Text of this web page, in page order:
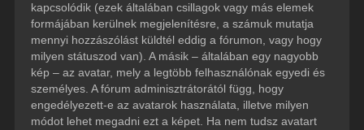
kapcsolódik (ezek általában csillagok vagy más elemek
formájában kerülnek megjelenítésre, a számuk mutatja
mennyi hozzászólást küldtél eddig a fórumon, vagy hogy
milyen státuszod van). A másik – általában egy nagyobb
kép – az avatar, mely a legtöbb felhasználónak egyedi és
személyes. A fórum adminisztrátorától függ, hogy
engedélyezett-e az avatarok használata, illetve milyen
módot lehet megadni ezt a képet. Ha nem tudsz avatart